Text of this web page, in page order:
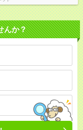
んか？